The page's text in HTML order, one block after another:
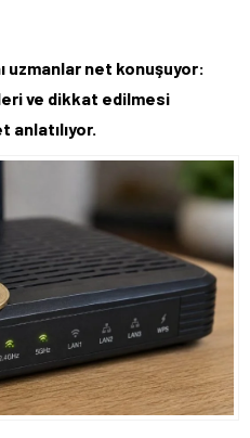
uzmanlar net konuşuyor:
ve dikkat edilmesi
anlatılıyor.